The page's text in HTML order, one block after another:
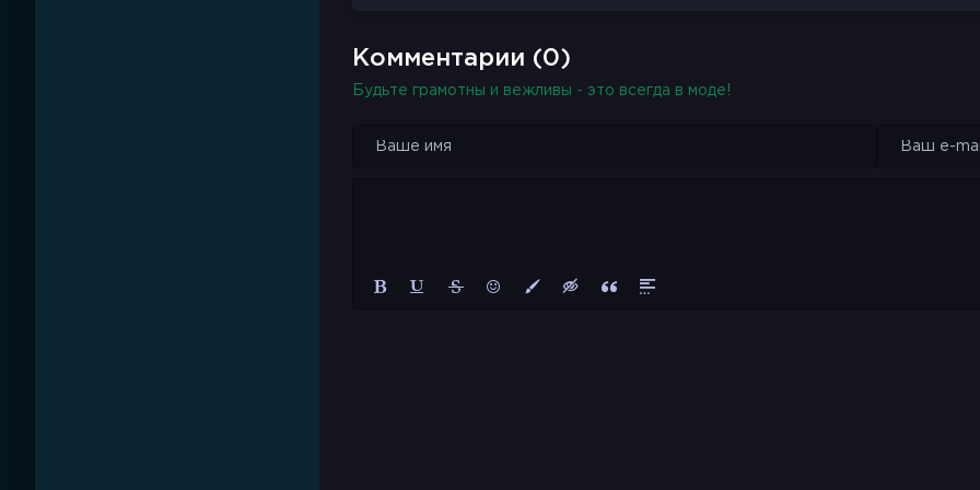
Комментарии (0)
Будьте грамотны и вежливы - это всегда в моде!